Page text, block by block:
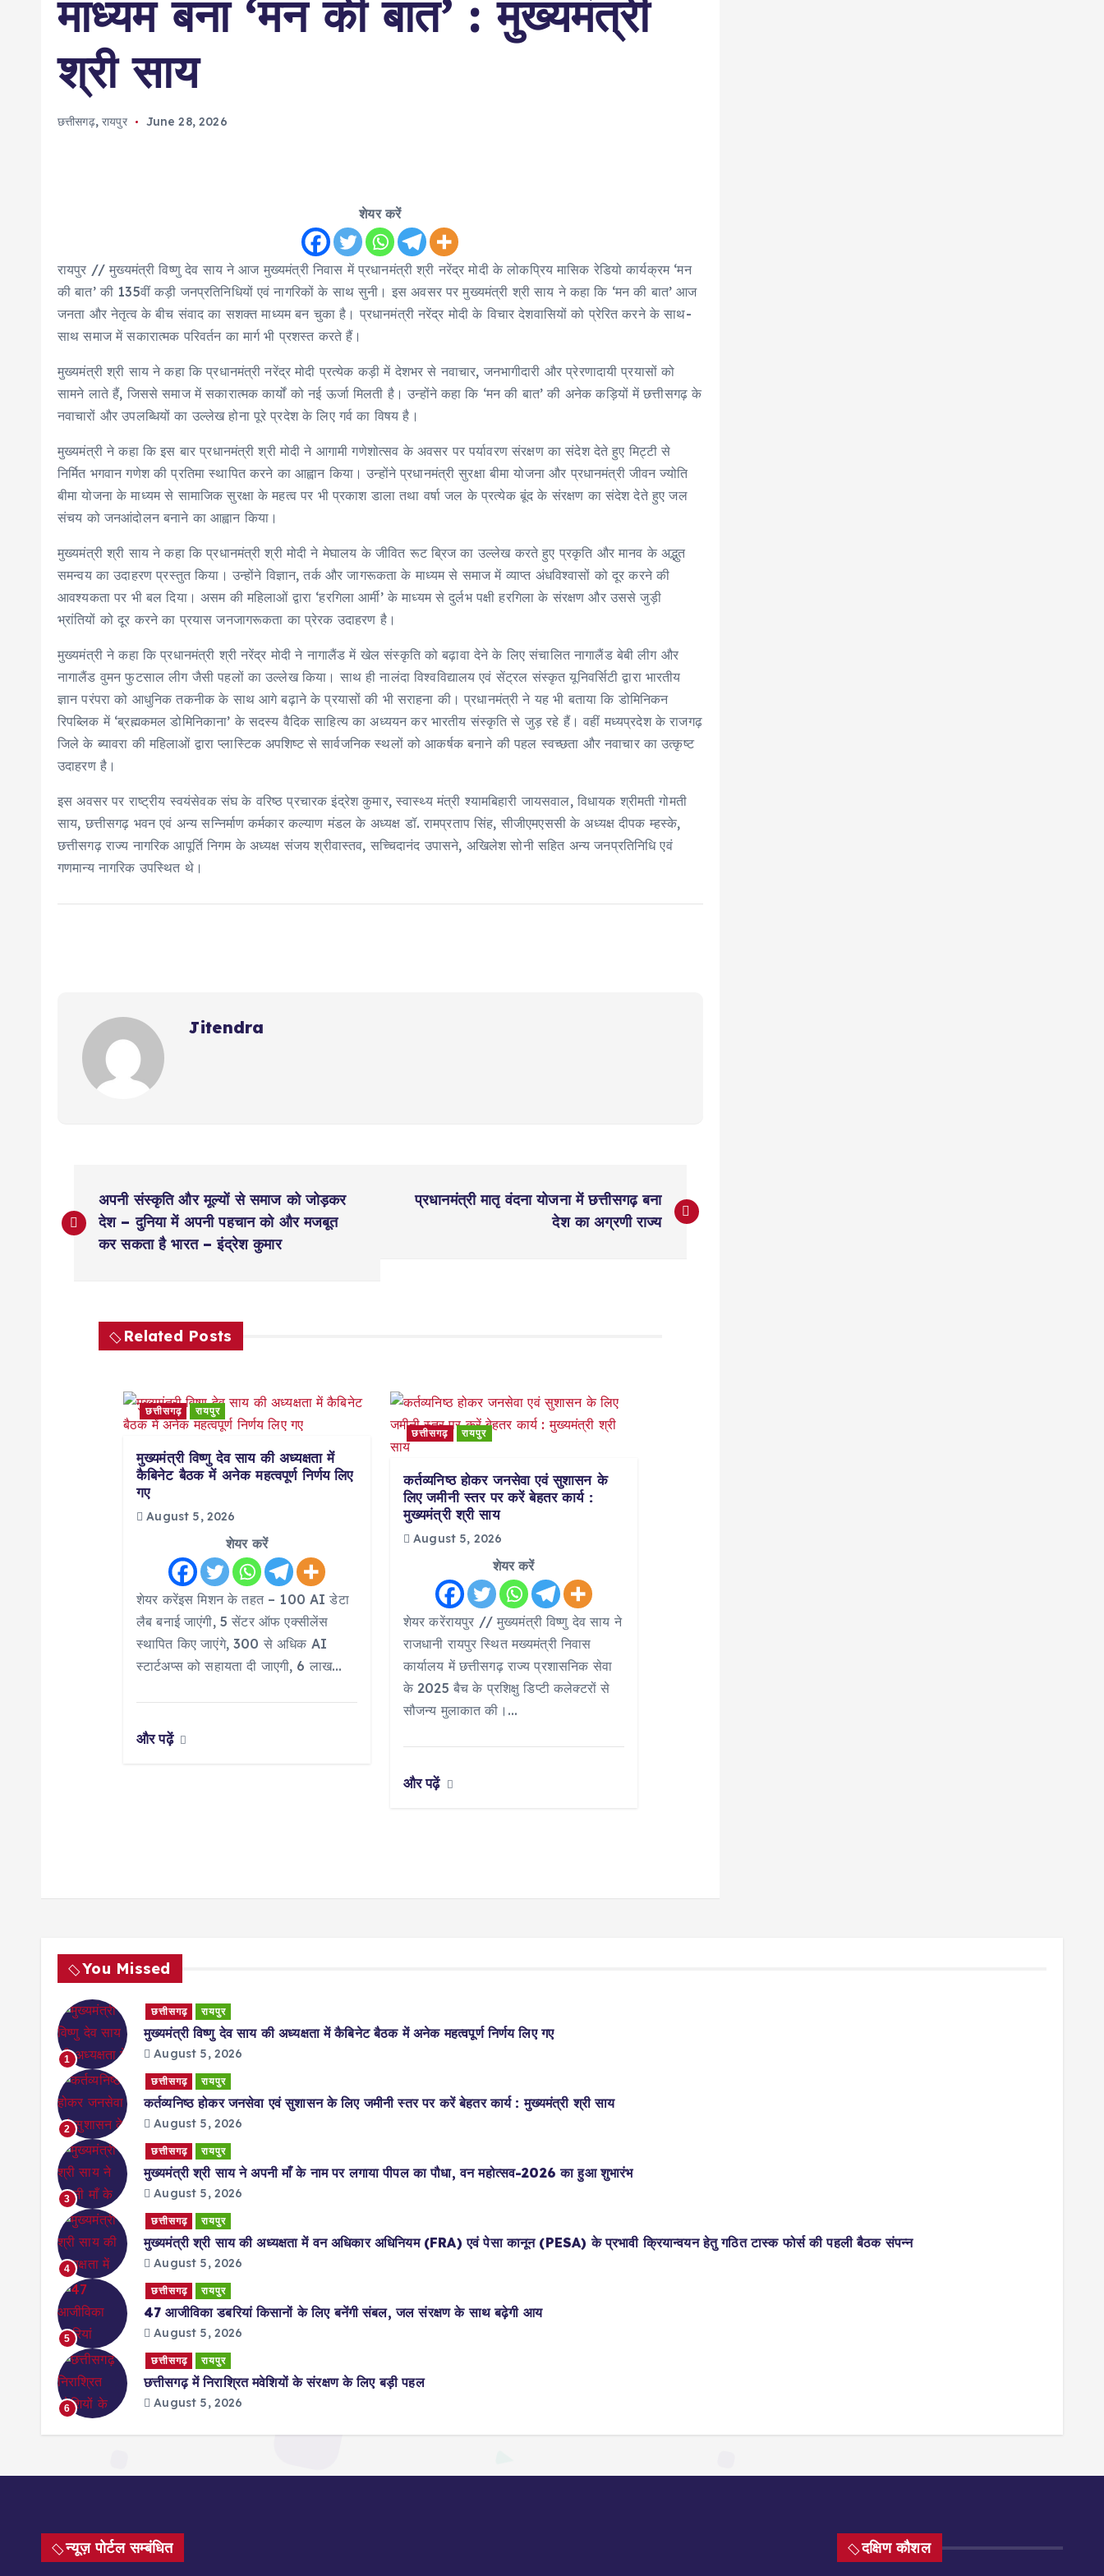
माध्यम बना ‘मन की बात’ : मुख्यमंत्री
श्री साय
छत्तीसगढ़,रायपुर June 28, 2026
शेयर करें
रायपुर // मुख्यमंत्री विष्णु देव साय ने आज मुख्यमंत्री निवास में प्रधानमंत्री श्री नरेंद्र मोदी के लोकप्रिय मासिक रेडियो कार्यक्रम ‘मन
की बात’ की 135वीं कड़ी जनप्रतिनिधियों एवं नागरिकों के साथ सुनी। इस अवसर पर मुख्यमंत्री श्री साय ने कहा कि ‘मन की बात’ आज
जनता और नेतृत्व के बीच संवाद का सशक्त माध्यम बन चुका है। प्रधानमंत्री नरेंद्र मोदी के विचार देशवासियों को प्रेरित करने के साथ-
साथ समाज में सकारात्मक परिवर्तन का मार्ग भी प्रशस्त करते हैं।
मुख्यमंत्री श्री साय ने कहा कि प्रधानमंत्री नरेंद्र मोदी प्रत्येक कड़ी में देशभर से नवाचार, जनभागीदारी और प्रेरणादायी प्रयासों को
सामने लाते हैं, जिससे समाज में सकारात्मक कार्यों को नई ऊर्जा मिलती है। उन्होंने कहा कि ‘मन की बात’ की अनेक कड़ियों में छत्तीसगढ़ के
नवाचारों और उपलब्धियों का उल्लेख होना पूरे प्रदेश के लिए गर्व का विषय है।
मुख्यमंत्री ने कहा कि इस बार प्रधानमंत्री श्री मोदी ने आगामी गणेशोत्सव के अवसर पर पर्यावरण संरक्षण का संदेश देते हुए मिट्टी से
निर्मित भगवान गणेश की प्रतिमा स्थापित करने का आह्वान किया। उन्होंने प्रधानमंत्री सुरक्षा बीमा योजना और प्रधानमंत्री जीवन ज्योति
बीमा योजना के माध्यम से सामाजिक सुरक्षा के महत्व पर भी प्रकाश डाला तथा वर्षा जल के प्रत्येक बूंद के संरक्षण का संदेश देते हुए जल
संचय को जनआंदोलन बनाने का आह्वान किया।
मुख्यमंत्री श्री साय ने कहा कि प्रधानमंत्री श्री मोदी ने मेघालय के जीवित रूट ब्रिज का उल्लेख करते हुए प्रकृति और मानव के अद्भुत
समन्वय का उदाहरण प्रस्तुत किया। उन्होंने विज्ञान, तर्क और जागरूकता के माध्यम से समाज में व्याप्त अंधविश्वासों को दूर करने की
आवश्यकता पर भी बल दिया। असम की महिलाओं द्वारा ‘हरगिला आर्मी’ के माध्यम से दुर्लभ पक्षी हरगिला के संरक्षण और उससे जुड़ी
भ्रांतियों को दूर करने का प्रयास जनजागरूकता का प्रेरक उदाहरण है।
मुख्यमंत्री ने कहा कि प्रधानमंत्री श्री नरेंद्र मोदी ने नागालैंड में खेल संस्कृति को बढ़ावा देने के लिए संचालित नागालैंड बेबी लीग और
नागालैंड वुमन फुटसाल लीग जैसी पहलों का उल्लेख किया। साथ ही नालंदा विश्वविद्यालय एवं सेंट्रल संस्कृत यूनिवर्सिटी द्वारा भारतीय
ज्ञान परंपरा को आधुनिक तकनीक के साथ आगे बढ़ाने के प्रयासों की भी सराहना की। प्रधानमंत्री ने यह भी बताया कि डोमिनिकन
रिपब्लिक में ‘ब्रह्मकमल डोमिनिकाना’ के सदस्य वैदिक साहित्य का अध्ययन कर भारतीय संस्कृति से जुड़ रहे हैं। वहीं मध्यप्रदेश के राजगढ़
जिले के ब्यावरा की महिलाओं द्वारा प्लास्टिक अपशिष्ट से सार्वजनिक स्थलों को आकर्षक बनाने की पहल स्वच्छता और नवाचार का उत्कृष्ट
उदाहरण है।
इस अवसर पर राष्ट्रीय स्वयंसेवक संघ के वरिष्ठ प्रचारक इंद्रेश कुमार, स्वास्थ्य मंत्री श्यामबिहारी जायसवाल, विधायक श्रीमती गोमती
साय, छत्तीसगढ़ भवन एवं अन्य सन्निर्माण कर्मकार कल्याण मंडल के अध्यक्ष डॉ. रामप्रताप सिंह, सीजीएमएससी के अध्यक्ष दीपक म्हस्के,
छत्तीसगढ़ राज्य नागरिक आपूर्ति निगम के अध्यक्ष संजय श्रीवास्तव, सच्चिदानंद उपासने, अखिलेश सोनी सहित अन्य जनप्रतिनिधि एवं
गणमान्य नागरिक उपस्थित थे।
Jitendra
o
अपनी संस्कृति और मूल्यों से समाज को जोड़कर
देश – दुनिया में अपनी पहचान को और मजबूत
कर सकता है भारत – इंद्रेश कुमार
प्रधानमंत्री मातृ वंदना योजना में छत्तीसगढ़ बना
देश का अग्रणी राज्य
Related Posts
छत्तीसगढ़ रायपुर
मुख्यमंत्री विष्णु देव साय की अध्यक्षता में
कैबिनेट बैठक में अनेक महत्वपूर्ण निर्णय लिए
गए
August 5, 2026
शेयर करें
शेयर करेंइस मिशन के तहत – 100 AI डेटा
लैब बनाई जाएंगी, 5 सेंटर ऑफ एक्सीलेंस
स्थापित किए जाएंगे, 300 से अधिक AI
स्टार्टअप्स को सहायता दी जाएगी, 6 लाख…
और पढ़ें
छत्तीसगढ़ रायपुर
कर्तव्यनिष्ठ होकर जनसेवा एवं सुशासन के
लिए जमीनी स्तर पर करें बेहतर कार्य :
मुख्यमंत्री श्री साय
August 5, 2026
शेयर करें
शेयर करेंरायपुर // मुख्यमंत्री विष्णु देव साय ने
राजधानी रायपुर स्थित मख्यमंत्री निवास
कार्यालय में छत्तीसगढ़ राज्य प्रशासनिक सेवा
के 2025 बैच के प्रशिक्षु डिप्टी कलेक्टरों से
सौजन्य मुलाकात की।…
और पढ़ें
You Missed
1
छत्तीसगढ़ रायपुर
मुख्यमंत्री विष्णु देव साय की अध्यक्षता में कैबिनेट बैठक में अनेक महत्वपूर्ण निर्णय लिए गए
August 5, 2026
2
छत्तीसगढ़ रायपुर
कर्तव्यनिष्ठ होकर जनसेवा एवं सुशासन के लिए जमीनी स्तर पर करें बेहतर कार्य : मुख्यमंत्री श्री साय
August 5, 2026
3
छत्तीसगढ़ रायपुर
मुख्यमंत्री श्री साय ने अपनी माँ के नाम पर लगाया पीपल का पौधा, वन महोत्सव-2026 का हुआ शुभारंभ
August 5, 2026
4
छत्तीसगढ़ रायपुर
मुख्यमंत्री श्री साय की अध्यक्षता में वन अधिकार अधिनियम (FRA) एवं पेसा कानून (PESA) के प्रभावी क्रियान्वयन हेतु गठित टास्क फोर्स की पहली बैठक संपन्न
August 5, 2026
5
छत्तीसगढ़ रायपुर
47 आजीविका डबरियां किसानों के लिए बनेंगी संबल, जल संरक्षण के साथ बढ़ेगी आय
August 5, 2026
6
छत्तीसगढ़ रायपुर
छत्तीसगढ़ में निराश्रित मवेशियों के संरक्षण के लिए बड़ी पहल
August 5, 2026
न्यूज़ पोर्टल सम्बंधित दक्षिण कौशल